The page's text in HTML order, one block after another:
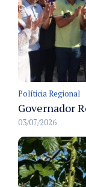
Políticia Regional
03/07/2026